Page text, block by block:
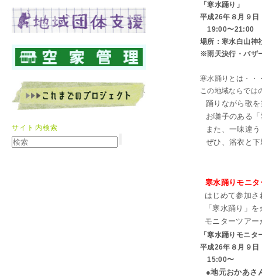
「寒水踊り」
平成26年８月９日
19:00〜21:00
場所：寒水白山神
※雨天決行・バザ
寒水踊りとは・・
この地域ならでは
踊りながら歌
お囃子のある
また、一味違
ぜひ、浴衣と
寒水踊りモニ
はじめて参加
「寒水踊り」
モニターツア
「寒水踊りモニタ
平成26年８月９日
15:00〜
●地元おかあさ
サイト内検索